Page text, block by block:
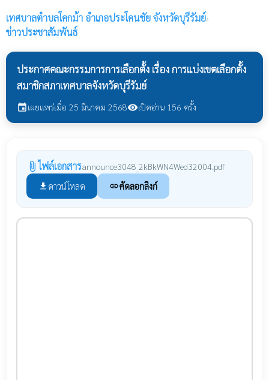
เทศบาลตำบลโคกม้า อำเภอประโคนชัย จังหวัดบุรีรัมย์›
ข่าวประชาสัมพันธ์
ประกาศคณะกรรมการการเลือกตั้ง เรื่อง การแบ่งเขตเลือกตั้ง
สมาชิกสภาเทศบาลจังหวัดบุรีรัมย์
eventเผยแพร่เมื่อ 25 มีนาคม 2568visibilityเปิดอ่าน 156 ครั้ง
attach_file ไฟล์เอกสารannounce3048_2kBkWN4Wed32004.pdf
file_download ดาวน์โหลด linkคัดลอกลิงก์